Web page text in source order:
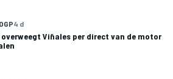
4 d
overweegt Viñales per direct van de motor